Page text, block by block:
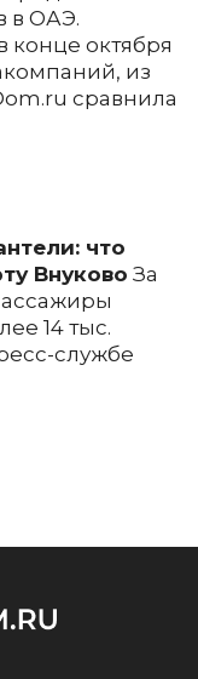
в ОАЭ.
конце октября
из
сравнила
что
Внуково За
14 тыс.
службе